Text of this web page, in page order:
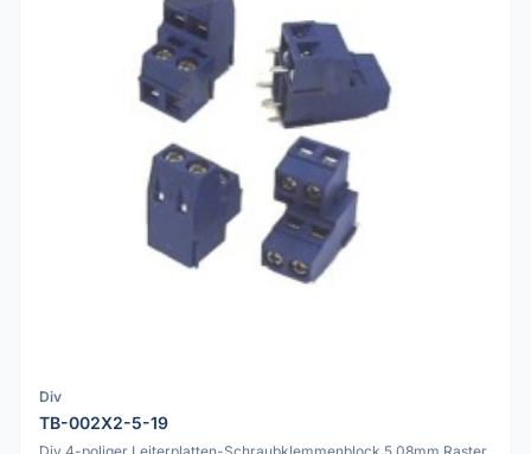
Div
TB-002X2-5-19